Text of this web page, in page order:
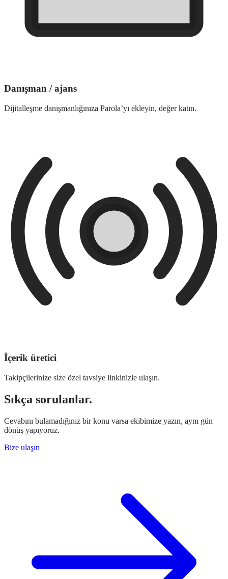
Danışman / ajans
Dijitalleşme danışmanlığınıza Parola’yı ekleyin, değer katın.
İçerik üretici
Takipçilerinize size özel tavsiye linkinizle ulaşın.
Sıkça sorulanlar.
Cevabını bulamadığınız bir konu varsa ekibimize yazın, aynı gün
dönüş yapıyoruz.
Bize ulaşın